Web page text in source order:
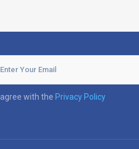
I agree with the Privacy Policy